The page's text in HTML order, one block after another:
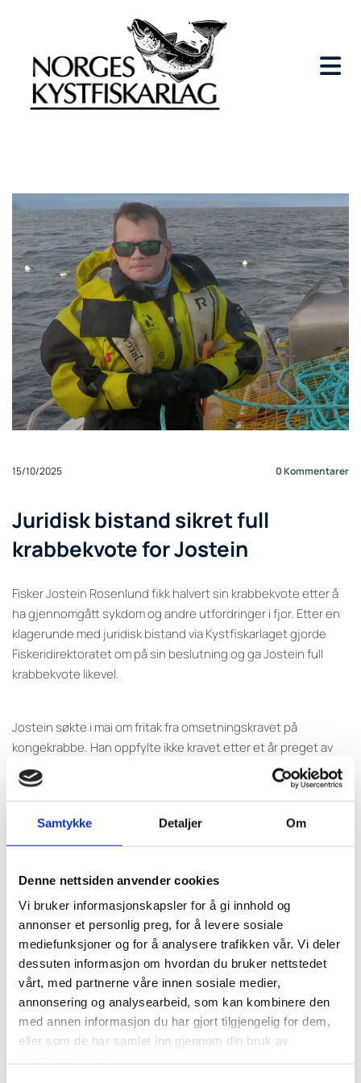
Samtykke Detaljer Om
Denne nettsiden anvender cookies
Vi bruker informasjonskapsler for å gi innhold og
annonser et personlig preg, for å levere sosiale
mediefunksjoner og for å analysere trafikken vår. Vi deler
dessuten informasjon om hvordan du bruker nettstedet
vårt, med partnerne våre innen sosiale medier,
annonsering og analysearbeid, som kan kombinere den
med annen informasjon du har gjort tilgjengelig for dem,
eller som de har samlet inn gjennom din bruk av
15/10/2025 0Kommentarer
Juridisk bistand sikret full
krabbekvote for Jostein
Fisker Jostein Rosenlund fikk halvert sin krabbekvote etter å
ha gjennomgått sykdom og andre utfordringer i fjor. Etter en
klagerunde med juridisk bistand via Kystfiskarlaget gjorde
Fiskeridirektoratet om på sin beslutning og ga Jostein full
krabbekvote likevel.
Jostein søkte i mai om fritak fra omsetningskravet på
kongekrabbe. Han oppfylte ikke kravet etter et år preget av
sykdom, dårlig vær og forsinkelser med nytt fartøy, og fikk
dermed halv krabbekvote i det opprinnelige vedtaket fra
Fiskeridirektoratet.
Etter klage har Fiskeridirektoratet omgjort sitt tidligere avslag.
omfattende at leveransehistorikken fra 2024 ikke kan
vektlegges. I stedet er årene 2021–2023 brukt som grunnlag,
noe som kvalifiserer han til full kvote på kongekrabbe.
– At direktoratet omgjorde vedtaket, viser at advokatene
hadde rett, sier Jostein til Kyst og Fjord.
Les mer om juridisk bistand gjennom Kystfiskarlaget her.